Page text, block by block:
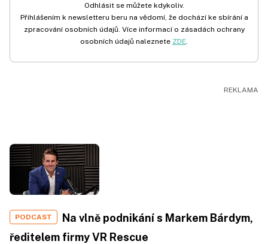
Odhlásit se můžete kdykoliv.
Přihlášením k newsletteru beru na vědomí, že dochází ke sbírání a
zpracování osobních údajů. Více informací o zásadách ochrany
osobních údajů naleznete ZDE.
PODCAST
Na vlně podnikání s Markem Bárdym,
ředitelem firmy VR Rescue